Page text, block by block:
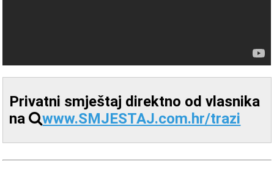
Privatni smještaj direktno od vlasnika
na
www.SMJESTAJ.com.hr/trazi